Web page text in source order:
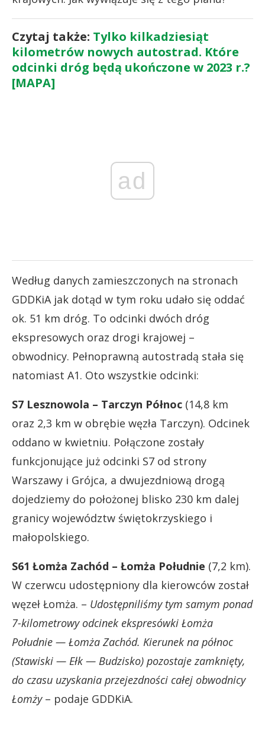
Czytaj także: Tylko kilkadziesiąt
kilometrów nowych autostrad. Które
odcinki dróg będą ukończone w 2023 r.?
[MAPA]
ad
Według danych zamieszczonych na stronach
GDDKiA jak dotąd w tym roku udało się oddać
ok. 51 km dróg. To odcinki dwóch dróg
ekspresowych oraz drogi krajowej –
obwodnicy. Pełnoprawną autostradą stała się
natomiast A1. Oto wszystkie odcinki:
S7 Lesznowola – Tarczyn Północ (14,8 km
oraz 2,3 km w obrębie węzła Tarczyn). Odcinek
oddano w kwietniu. Połączone zostały
funkcjonujące już odcinki S7 od strony
Warszawy i Grójca, a dwujezdniową drogą
dojedziemy do położonej blisko 230 km dalej
granicy województw świętokrzyskiego i
małopolskiego.
S61 Łomża Zachód – Łomża Południe (7,2 km).
W czerwcu udostępniony dla kierowców został
węzeł Łomża. – Udostępniliśmy tym samym ponad
7-kilometrowy odcinek ekspresówki Łomża
Południe — Łomża Zachód. Kierunek na północ
(Stawiski — Ełk — Budzisko) pozostaje zamknięty,
do czasu uzyskania przejezdności całej obwodnicy
Łomży– podaje GDDKiA.